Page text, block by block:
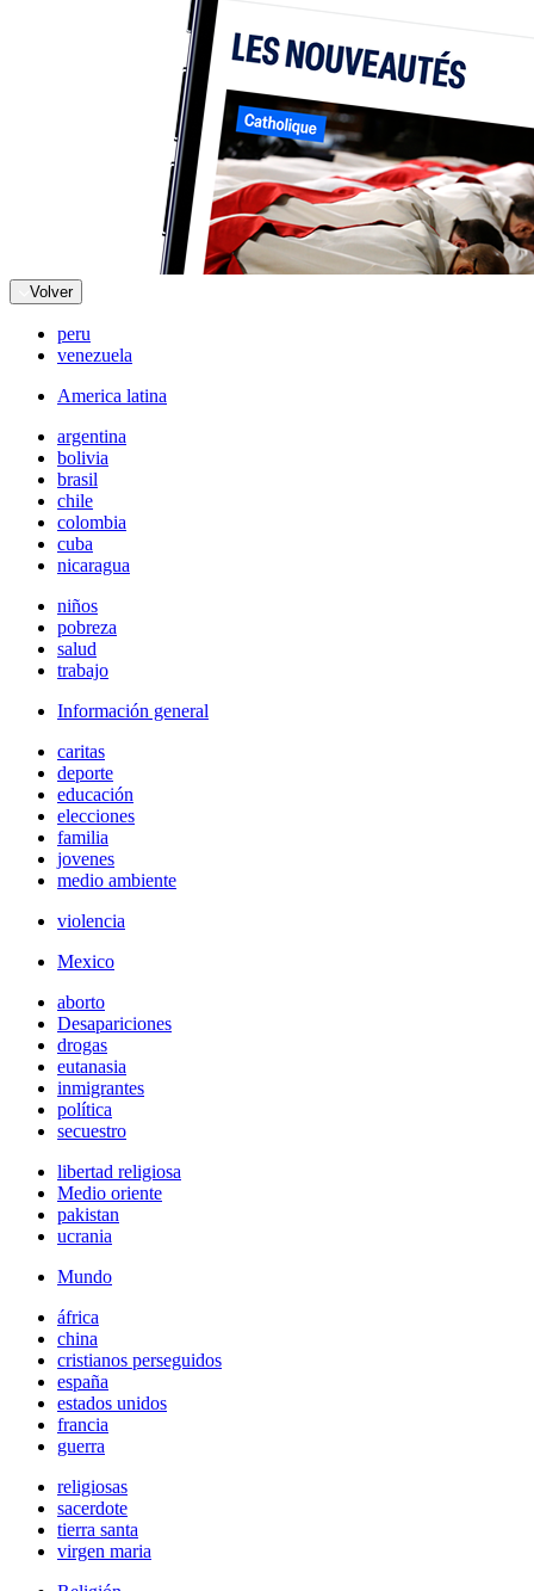
Volver
peru
venezuela
America latina
argentina
bolivia
brasil
chile
colombia
cuba
nicaragua
niños
pobreza
salud
trabajo
Información general
caritas
deporte
educación
elecciones
familia
jovenes
medio ambiente
violencia
Mexico
aborto
Desapariciones
drogas
eutanasia
inmigrantes
política
secuestro
libertad religiosa
Medio oriente
pakistan
ucrania
Mundo
áfrica
china
cristianos perseguidos
españa
estados unidos
francia
guerra
religiosas
sacerdote
tierra santa
virgen maria